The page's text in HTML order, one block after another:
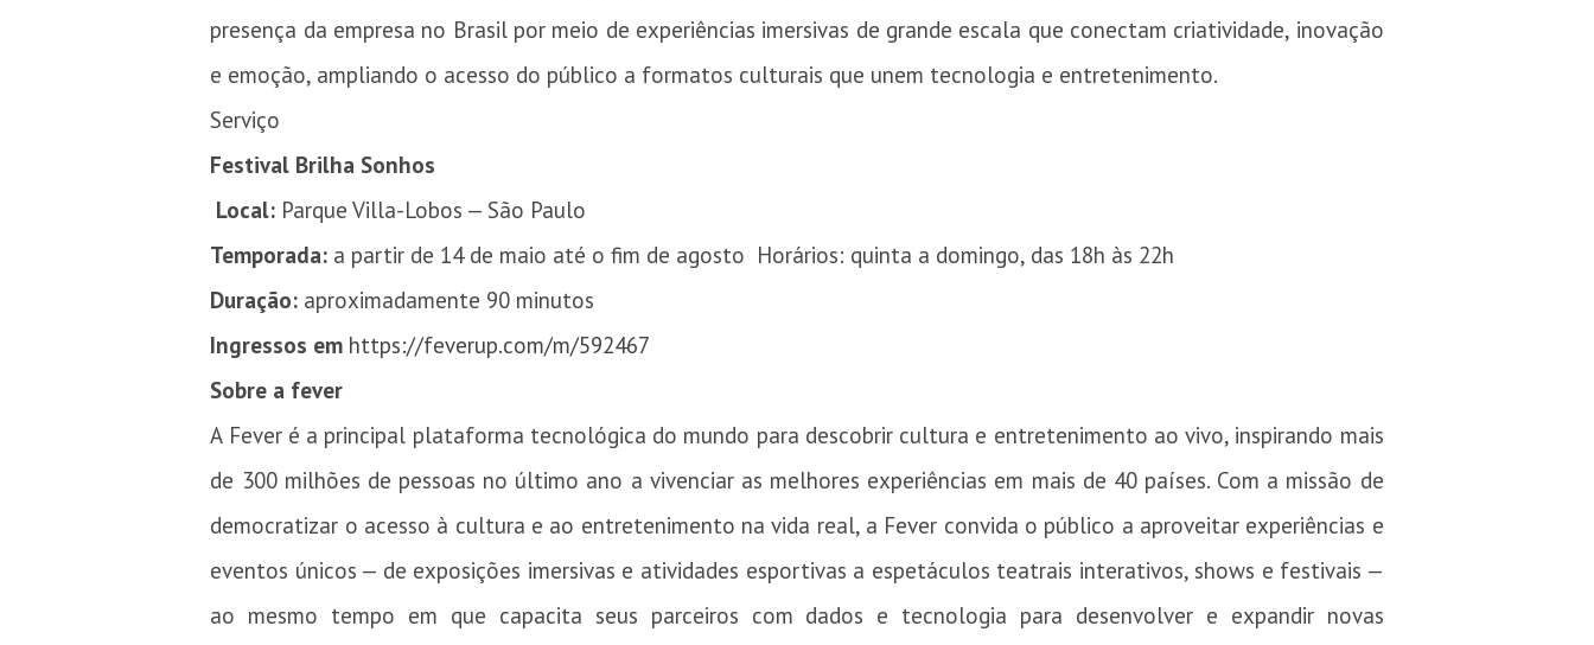
presença da empresa no Brasil por meio de experiências imersivas de grande escala que conectam criatividade, inovação
e emoção, ampliando o acesso do público a formatos culturais que unem tecnologia e entretenimento.
Serviço
Festival Brilha Sonhos
Local: Parque Villa-Lobos — São Paulo
Temporada: a partir de 14 de maio até o fim de agosto Horários: quinta a domingo, das 18h às 22h
Duração: aproximadamente 90 minutos
Ingressos em https://feverup.com/m/592467
Sobre a fever
A Fever é a principal plataforma tecnológica do mundo para descobrir cultura e entretenimento ao vivo, inspirando mais
de 300 milhões de pessoas no último ano a vivenciar as melhores experiências em mais de 40 países. Com a missão de
democratizar o acesso à cultura e ao entretenimento na vida real, a Fever convida o público a aproveitar experiências e
eventos únicos — de exposições imersivas e atividades esportivas a espetáculos teatrais interativos, shows e festivais —
ao mesmo tempo em que capacita seus parceiros com dados e tecnologia para desenvolver e expandir novas